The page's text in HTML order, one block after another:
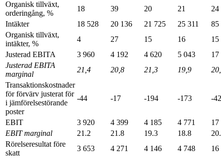
Organisk tillväxt,
orderingång, %
18 39 20 21
24
Intäkter
18 528 20 136 21 725 25 311
85
Organisk tillväxt,
intäkter, %
4 27 15 16
15
Justerad EBITA
3 960 4 192 4 620 5 043
17
Justerad EBITA
marginal
21,4 20,8 21,3 19,9
Transaktionskostnader
för förvärv justerat för
i jämförelsestörande
poster
-44 -17 -194 -173 -
EBIT 3 920 4 399 4 185 4 771
17
EBIT marginal
21.2 21.8 19.3 18.8
Rörelseresultat före
skatt
3 653 4 271 4 146 4 748
16